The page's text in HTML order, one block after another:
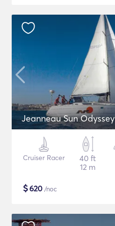
Jeanneau Sun Odyssey
Cruiser Racer
40 ft
12 m
$620 /noc